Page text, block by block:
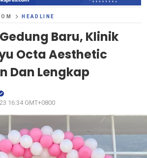
HEADLINE
Baru, Klinik
Octa Aesthetic
Dan Lengkap
16:34 GMT+0800